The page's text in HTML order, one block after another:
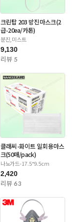
크린탑 203 방진마스크(2
급-20ea/카톤)
분진,미스트
9,130
리뷰 5
클래씨-화이트 일회용마스
크(50매/pack)
나노가드-17.5*9.5cm
2,420
리뷰 63